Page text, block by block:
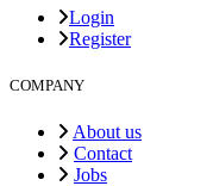
Login
Register
COMPANY
About us
Contact
Jobs